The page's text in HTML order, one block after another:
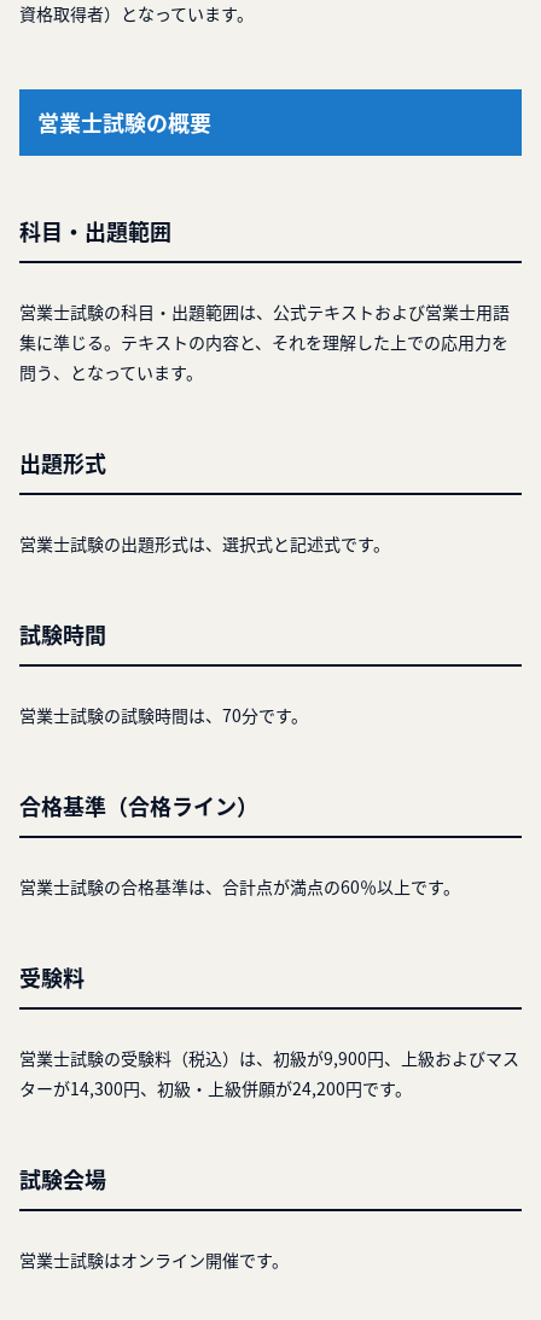
資格取得者）となっています。
営業士試験の概要
科目・出題範囲
営業士試験の科目・出題範囲は、公式テキストおよび営業士用語
集に準じる。テキストの内容と、それを理解した上での応用力を
問う、となっています。
出題形式
営業士試験の出題形式は、選択式と記述式です。
試験時間
営業士試験の試験時間は、70分です。
合格基準（合格ライン）
営業士試験の合格基準は、合計点が満点の60％以上です。
受験料
営業士試験の受験料（税込）は、初級が9,900円、上級およびマス
ターが14,300円、初級・上級併願が24,200円です。
試験会場
営業士試験はオンライン開催です。